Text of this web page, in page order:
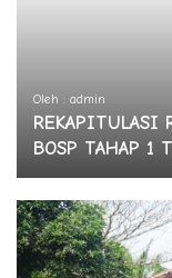
Oleh : admin
REKAPITULASI
BOSP TAHAP 1